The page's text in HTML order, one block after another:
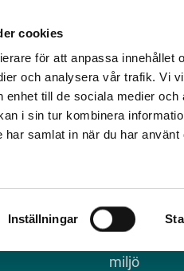
cookies
för att anpassa innehållet
och analysera vår trafik. Vi
enhet till de sociala medier
i sin tur kombinera
har samlat in när du har använt
Inställningar
miljö